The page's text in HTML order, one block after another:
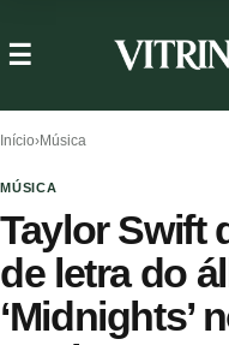
Início›Música
MÚSICA
Taylor Swift
de letra do
‘Midnights’